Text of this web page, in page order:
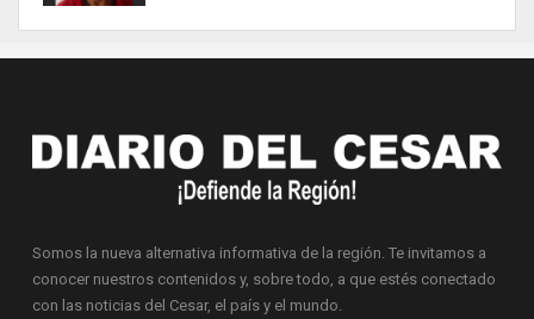
Somos la nueva alternativa informativa de la región. Te invitamos a
conocer nuestros contenidos y, sobre todo, a que estés conectado
con las noticias del Cesar, el país y el mundo.